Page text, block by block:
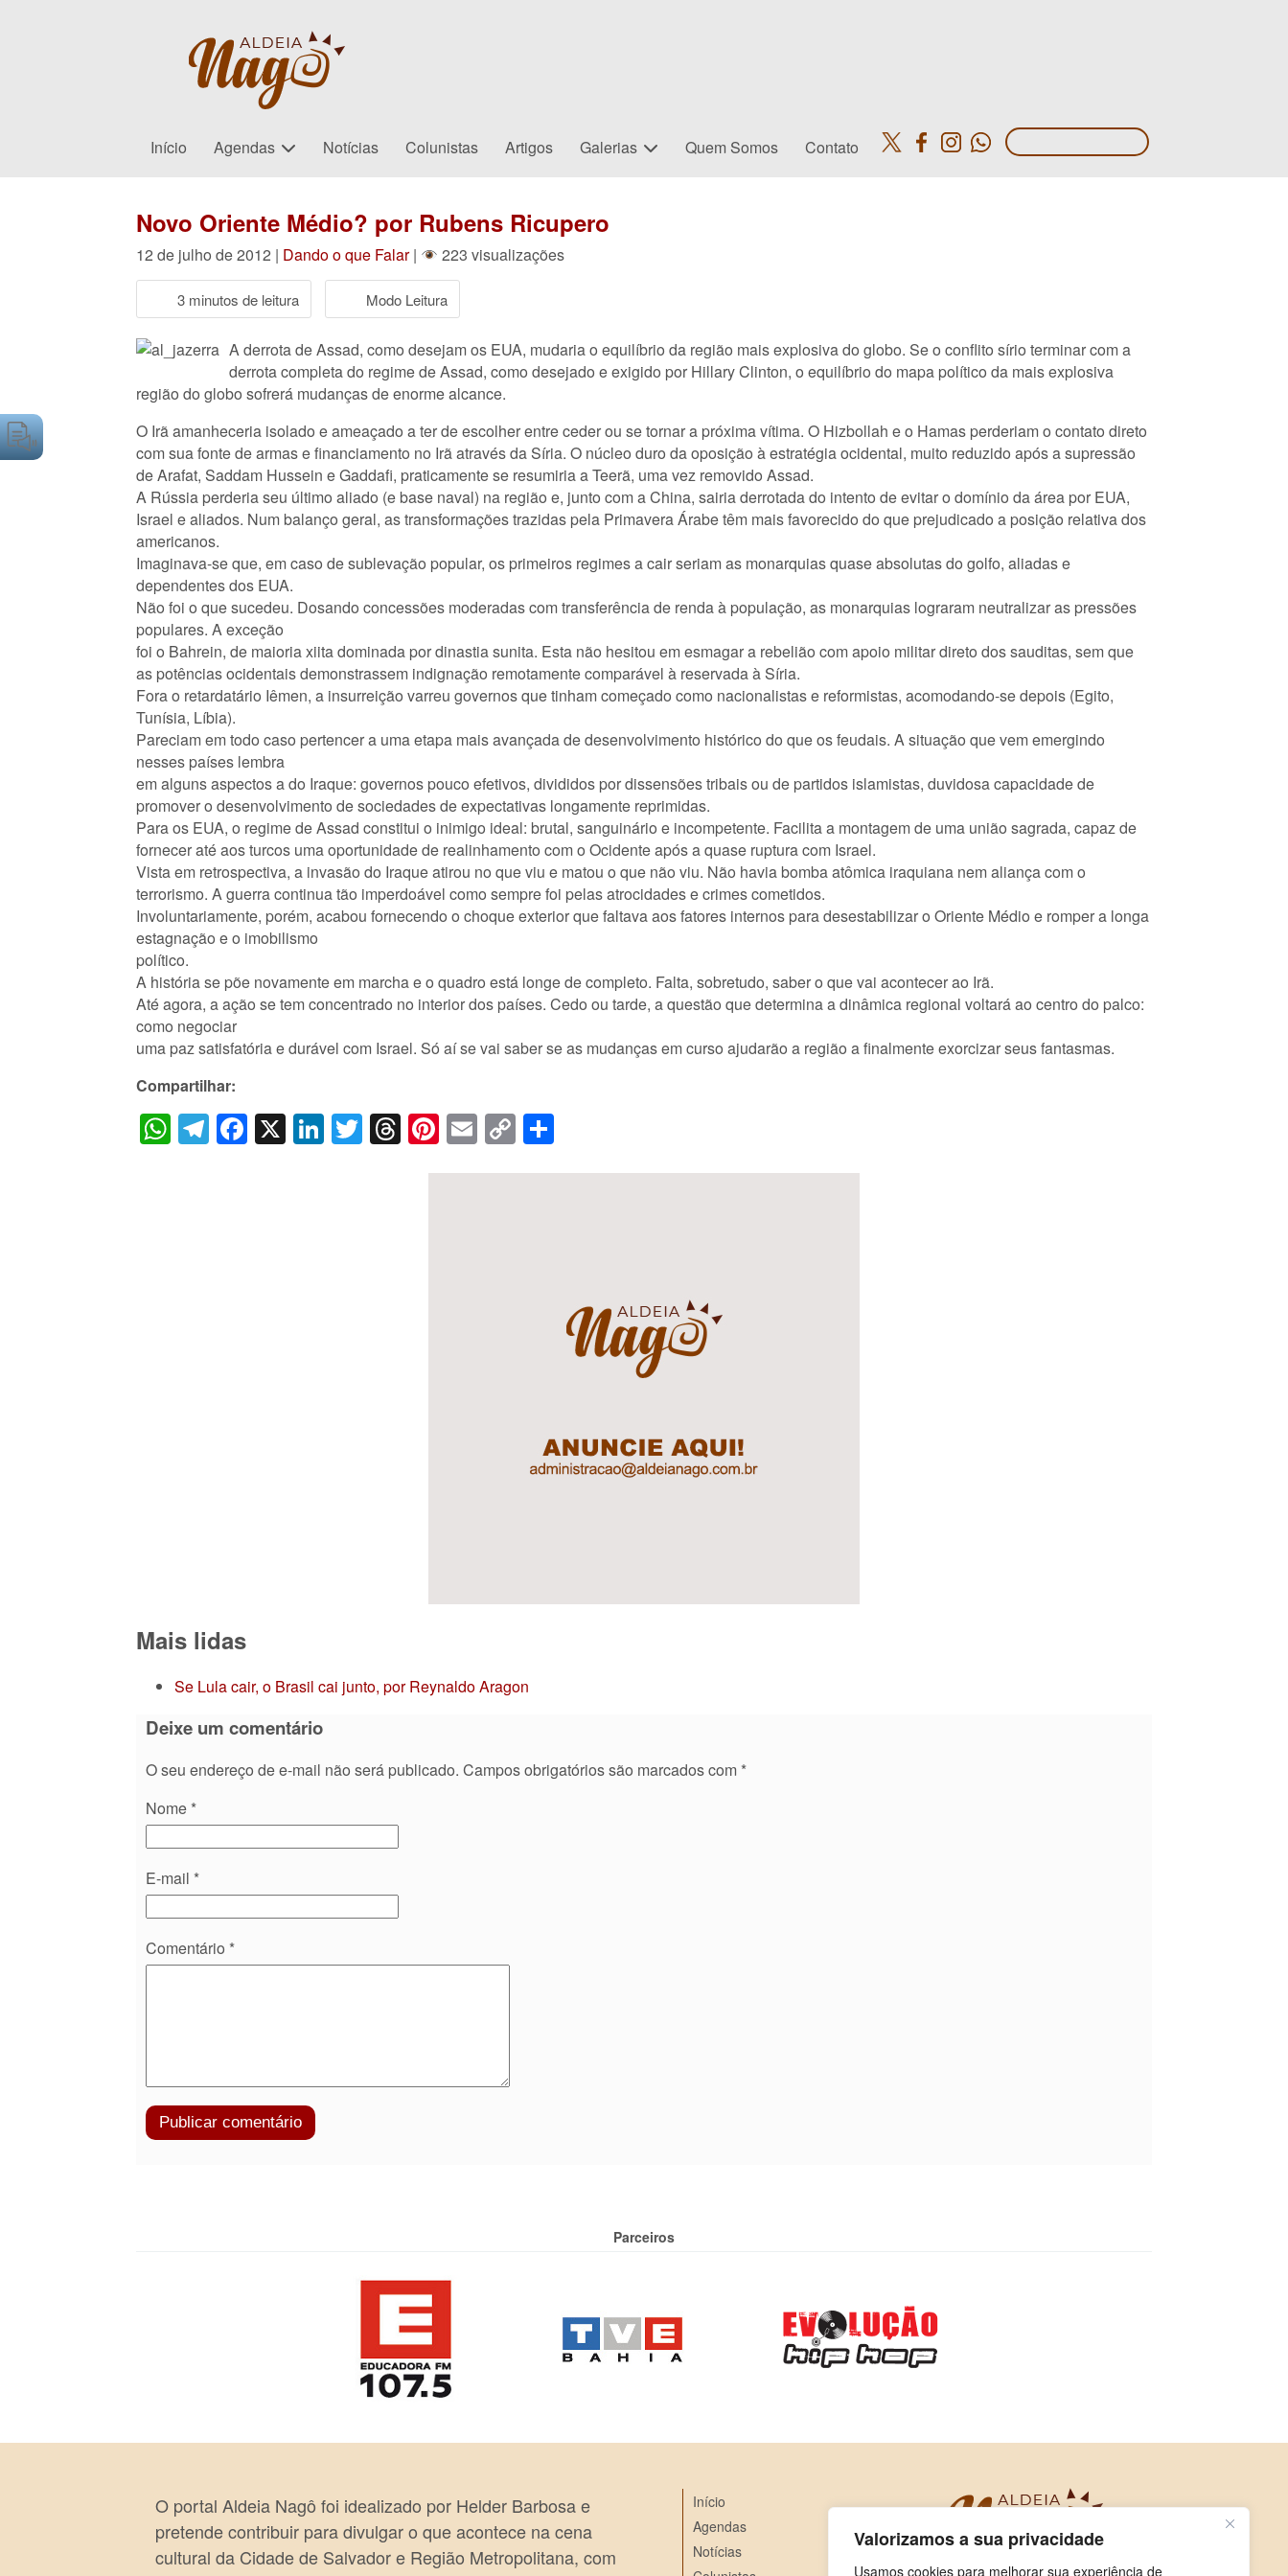
Valorizamos a sua privacidade
Usamos cookies para melhorar sua experiência de
Início Agendas Notícias Colunistas Artigos Galerias Quem Somos Contato
Novo Oriente Médio? por Rubens Ricupero
12 de julho de 2012 | Dando o que Falar| 223 visualizações
3 minutos de leitura Modo Leitura
A derrota de Assad, como desejam os EUA, mudaria o equilíbrio da região mais explosiva do globo. Se o conflito sírio terminar com a
derrota completa do regime de Assad, como desejado e exigido por Hillary Clinton, o equilíbrio do mapa político da mais explosiva
região do globo sofrerá mudanças de enorme alcance.
O Irã amanheceria isolado e ameaçado a ter de escolher entre ceder ou se tornar a próxima vítima. O Hizbollah e o Hamas perderiam o contato direto
com sua fonte de armas e financiamento no Irã através da Síria. O núcleo duro da oposição à estratégia ocidental, muito reduzido após a supressão
de Arafat, Saddam Hussein e Gaddafi, praticamente se resumiria a Teerã, uma vez removido Assad.
A Rússia perderia seu último aliado (e base naval) na região e, junto com a China, sairia derrotada do intento de evitar o domínio da área por EUA,
Israel e aliados. Num balanço geral, as transformações trazidas pela Primavera Árabe têm mais favorecido do que prejudicado a posição relativa dos
americanos.
Imaginava-se que, em caso de sublevação popular, os primeiros regimes a cair seriam as monarquias quase absolutas do golfo, aliadas e
dependentes dos EUA.
Não foi o que sucedeu. Dosando concessões moderadas com transferência de renda à população, as monarquias lograram neutralizar as pressões
populares. A exceção
foi o Bahrein, de maioria xiita dominada por dinastia sunita. Esta não hesitou em esmagar a rebelião com apoio militar direto dos sauditas, sem que
as potências ocidentais demonstrassem indignação remotamente comparável à reservada à Síria.
Fora o retardatário Iêmen, a insurreição varreu governos que tinham começado como nacionalistas e reformistas, acomodando-se depois (Egito,
Tunísia, Líbia).
Pareciam em todo caso pertencer a uma etapa mais avançada de desenvolvimento histórico do que os feudais. A situação que vem emergindo
nesses países lembra
em alguns aspectos a do Iraque: governos pouco efetivos, divididos por dissensões tribais ou de partidos islamistas, duvidosa capacidade de
promover o desenvolvimento de sociedades de expectativas longamente reprimidas.
Para os EUA, o regime de Assad constitui o inimigo ideal: brutal, sanguinário e incompetente. Facilita a montagem de uma união sagrada, capaz de
fornecer até aos turcos uma oportunidade de realinhamento com o Ocidente após a quase ruptura com Israel.
Vista em retrospectiva, a invasão do Iraque atirou no que viu e matou o que não viu. Não havia bomba atômica iraquiana nem aliança com o
terrorismo. A guerra continua tão imperdoável como sempre foi pelas atrocidades e crimes cometidos.
Involuntariamente, porém, acabou fornecendo o choque exterior que faltava aos fatores internos para desestabilizar o Oriente Médio e romper a longa
estagnação e o imobilismo
político.
A história se põe novamente em marcha e o quadro está longe de completo. Falta, sobretudo, saber o que vai acontecer ao Irã.
Até agora, a ação se tem concentrado no interior dos países. Cedo ou tarde, a questão que determina a dinâmica regional voltará ao centro do palco:
como negociar
uma paz satisfatória e durável com Israel. Só aí se vai saber se as mudanças em curso ajudarão a região a finalmente exorcizar seus fantasmas.
Compartilhar:
WhatsApp
Telegram
Facebook
X LinkedIn
Twitter
Threads
Pinterest
Email
Copy
Link
Mais lidas
Se Lula cair, o Brasil cai junto, por Reynaldo Aragon
Deixe um comentário
O seu endereço de e-mail não será publicado. Campos obrigatórios são marcados com *
Nome *
E-mail *
Comentário *
Parceiros
O portal Aldeia Nagô foi idealizado por Helder Barbosa e
pretende contribuir para divulgar o que acontece na cena
cultural da Cidade de Salvador e Região Metropolitana, com
Início
Agendas
Notícias